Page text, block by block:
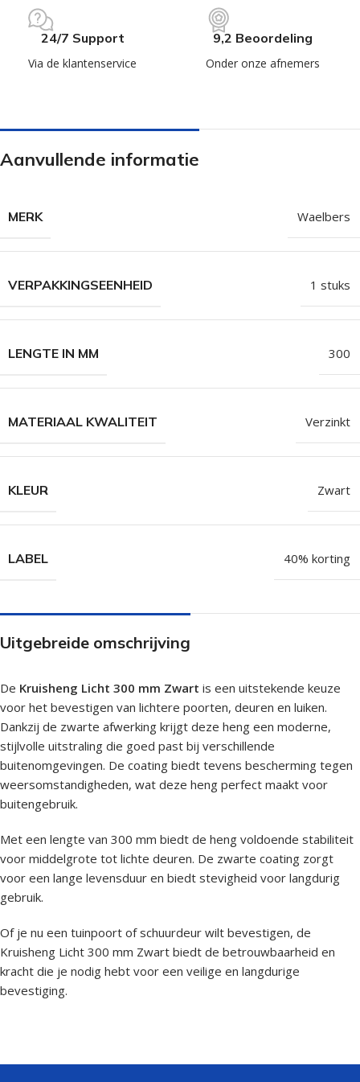
24/7 Support
Via de klantenservice
9,2 Beoordeling
Onder onze afnemers
Aanvullende informatie
MERK Waelbers
VERPAKKINGSEENHEID 1 stuks
LENGTE IN MM 300
MATERIAAL KWALITEIT Verzinkt
KLEUR Zwart
LABEL 40% korting
Uitgebreide omschrijving
De Kruisheng Licht 300 mm Zwart is een uitstekende keuze
voor het bevestigen van lichtere poorten, deuren en luiken.
Dankzij de zwarte afwerking krijgt deze heng een moderne,
stijlvolle uitstraling die goed past bij verschillende
buitenomgevingen. De coating biedt tevens bescherming tegen
weersomstandigheden, wat deze heng perfect maakt voor
buitengebruik.
Met een lengte van 300 mm biedt de heng voldoende stabiliteit
voor middelgrote tot lichte deuren. De zwarte coating zorgt
voor een lange levensduur en biedt stevigheid voor langdurig
gebruik.
Of je nu een tuinpoort of schuurdeur wilt bevestigen, de
Kruisheng Licht 300 mm Zwart biedt de betrouwbaarheid en
kracht die je nodig hebt voor een veilige en langdurige
bevestiging.